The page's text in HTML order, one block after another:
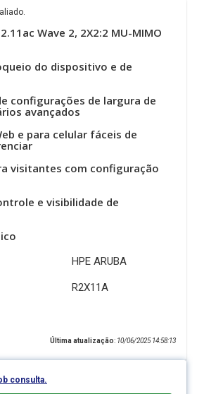
Wave 2, 2X2:2 MU-MIMO
do dispositivo e de
configurações de largura de
avançados
e para celular fáceis de
visitantes com configuração
e visibilidade de
HPE ARUBA
R2X11A
Última atualização: 10/06/2025 14:58:13
consulta.